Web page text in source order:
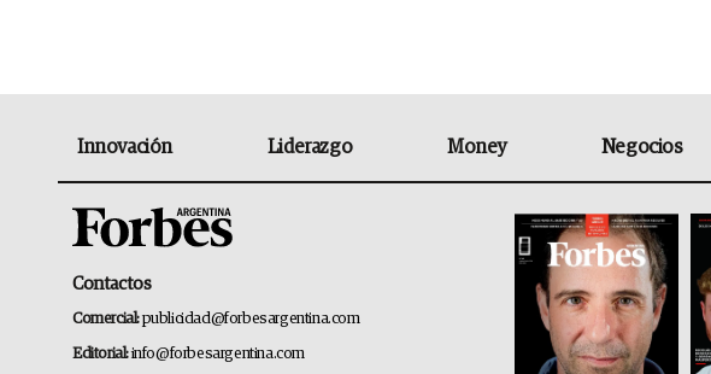
Innovación Liderazgo Money Negocios
Contactos
Comercial:publicidad@forbesargentina.com
Editorial:info@forbesargentina.com